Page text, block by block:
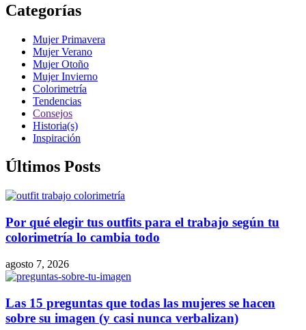
Categorías
Mujer Primavera
Mujer Verano
Mujer Otoño
Mujer Invierno
Colorimetría
Tendencias
Consejos
Historia(s)
Inspiración
Últimos Posts
Por qué elegir tus outfits para el trabajo según tu
colorimetría lo cambia todo
agosto 7, 2026
Las 15 preguntas que todas las mujeres se hacen
sobre su imagen (y casi nunca verbalizan)